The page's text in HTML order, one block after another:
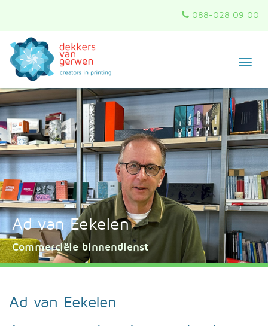
088-028 09 00
Ad van Eekelen
Commerciële binnendienst
Ad van Eekelen